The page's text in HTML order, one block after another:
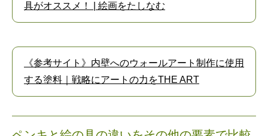
具がオススメ！ | 絵画をたしなむ
《参考サイト》内壁へのウォールアート制作に使用
する塗料｜戦略にアートの力をTHE ART